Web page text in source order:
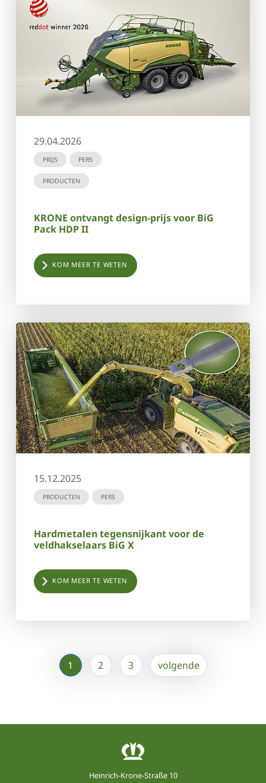
29.04.2026
PRIJS PERS
PRODUCTEN
KRONE ontvangt design-prijs voor BiG
Pack HDP II
KOM MEER TE WETEN
15.12.2025
PRODUCTEN PERS
Hardmetalen tegensnijkant voor de
veldhakselaars BiG X
KOM MEER TE WETEN
1 2 3 volgende
Heinrich-Krone-Straße 10